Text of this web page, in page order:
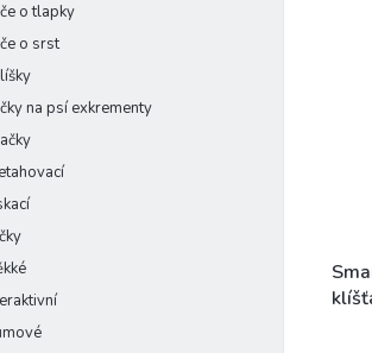
o tlapky
o srst
na psí exkrementy